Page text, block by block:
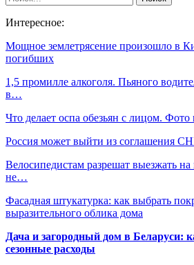
Интересное:
Мощное землетрясение произошло в
погибших
1,5 промилле алкоголя. Пьяного
в…
Что делает оспа обезьян с лицом. Фото
Россия может выйти из соглашения
Велосипедистам разрешат выезжать
не…
Фасадная штукатурка: как выбрать
выразительного облика дома
Дача и загородный дом в Беларуси:
сезонные расходы